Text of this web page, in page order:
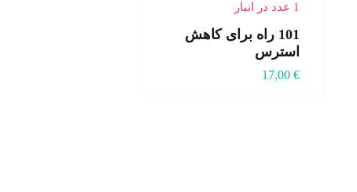
1 عدد در انبار
101 راه برای کاهش
استرس
17,00 €